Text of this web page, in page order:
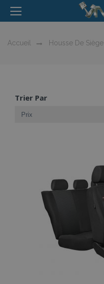
Accueil Housse De Siège
Trier Par